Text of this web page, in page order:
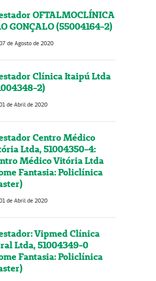
OFTALMOCLÍNICA
GONÇALO (55004164-2)
de Agosto de 2020
Clínica Itaipú Ltda
2)
de Abril de 2020
Centro Médico
Ltda, 51004350-4:
Médico Vitória Ltda
Fantasia: Policlínica
de Abril de 2020
Vipmed Clínica
Ltda, 51004349-0
Fantasia: Policlínica